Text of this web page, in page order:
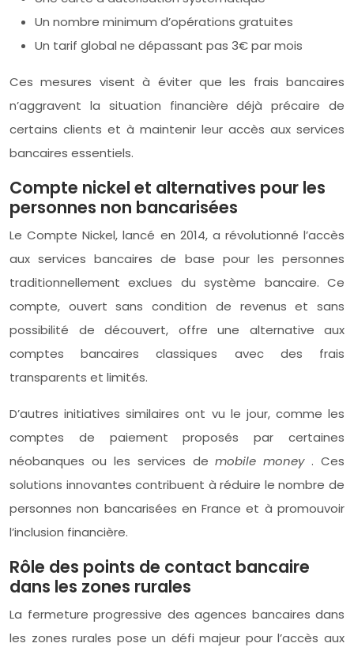
Un nombre minimum d’opérations gratuites
Un tarif global ne dépassant pas 3€ par mois
Ces mesures visent à éviter que les frais bancaires
n’aggravent la situation financière déjà précaire de
certains clients et à maintenir leur accès aux services
bancaires essentiels.
Compte nickel et alternatives pour les
personnes non bancarisées
Le Compte Nickel, lancé en 2014, a révolutionné l’accès
aux services bancaires de base pour les personnes
traditionnellement exclues du système bancaire. Ce
compte, ouvert sans condition de revenus et sans
possibilité de découvert, offre une alternative aux
comptes bancaires classiques avec des frais
transparents et limités.
D’autres initiatives similaires ont vu le jour, comme les
comptes de paiement proposés par certaines
néobanques ou les services demobile money. Ces
solutions innovantes contribuent à réduire le nombre de
personnes non bancarisées en France et à promouvoir
l’inclusion financière.
Rôle des points de contact bancaire
dans les zones rurales
La fermeture progressive des agences bancaires dans
les zones rurales pose un défi majeur pour l’accès aux